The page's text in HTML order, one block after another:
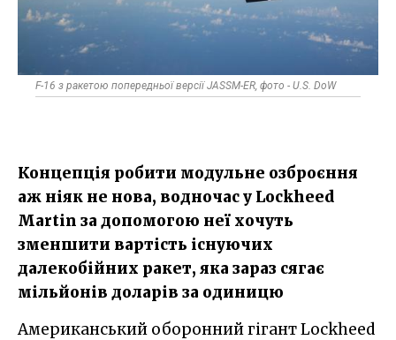
F-16 з ракетою попередньої версії JASSM-ER, фото - U.S. DoW
Концепція робити модульне озброєння
аж ніяк не нова, водночас у Lockheed
Martin за допомогою неї хочуть
зменшити вартість існуючих
далекобійних ракет, яка зараз сягає
мільйонів доларів за одиницю
Американський оборонний гігант Lockheed